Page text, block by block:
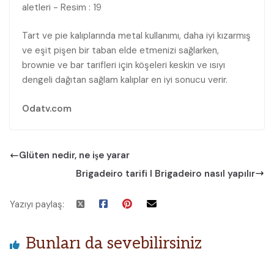
Tart ve pie kalıplarında metal kullanımı, daha iyi kızarmış
ve eşit pişen bir taban elde etmenizi sağlarken,
brownie ve bar tarifleri için köşeleri keskin ve ısıyı
dengeli dağıtan sağlam kalıplar en iyi sonucu verir.
Odatv.com
Glüten nedir, ne işe yarar
Brigadeiro tarifi I Brigadeiro nasıl yapılır
Yazıyı paylaş:
Bunları da sevebilirsiniz